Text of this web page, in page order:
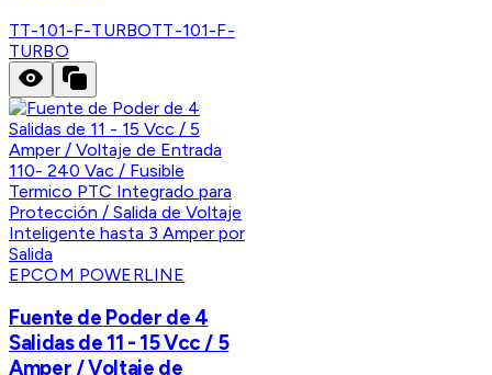
TT-101-F-TURBOTT-101-F-
TURBO
EPCOM POWERLINE
Fuente de Poder de 4
Salidas de 11 - 15 Vcc / 5
Amper / Voltaje de